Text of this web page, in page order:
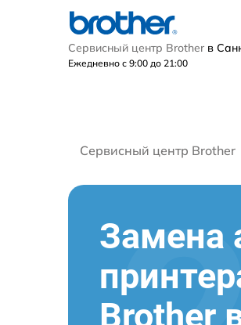
Сервисный центр Brother в
Ежедневно с 9:00 до 21:00
Сервисный центр Brother
Замена
Brother